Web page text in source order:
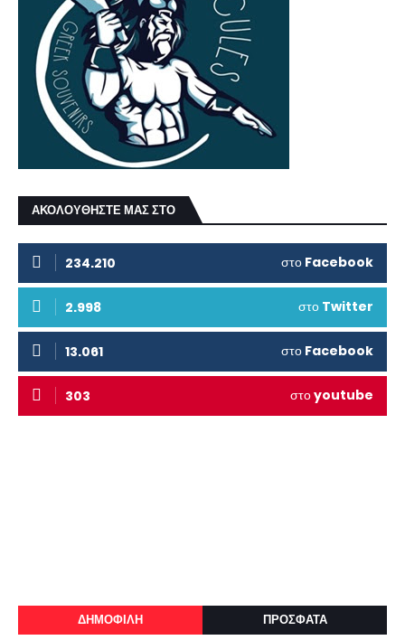
ΑΚΟΛΟΥΘΗΣΤΕ ΜΑΣ ΣΤΟ
234.210 στο Facebook
2.998 στο Twitter
13.061 στο Facebook
303 στοyoutube
ΔΗΜΟΦΙΛΗ ΠΡΟΣΦΑΤΑ